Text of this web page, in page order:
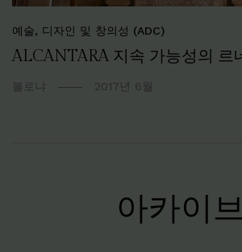
예술, 디자인 및 창의성 (ADC)
ALCANTARA 지속 가능성의 르
볼로냐 2017년 6월
아카이브